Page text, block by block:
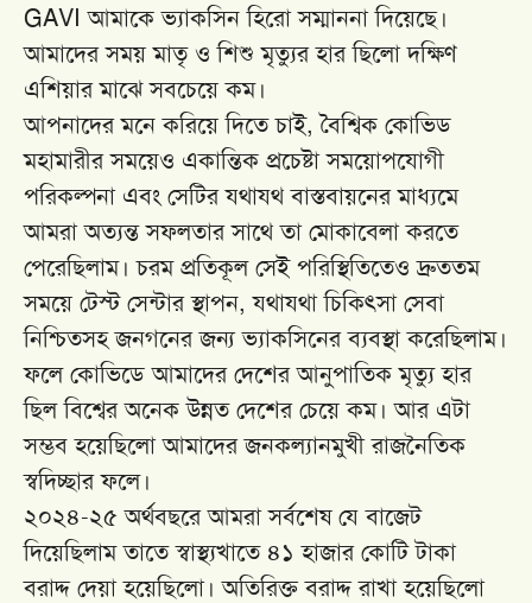
GAVI আমাকে ভ্যাকসিন হিরো সম্মাননা দিয়েছে।
আমাদের সময় মাতৃ ও শিশু মৃত্যুর হার ছিলো দক্ষিণ
এশিয়ার মাঝে সবচেয়ে কম।
আপনাদের মনে করিয়ে দিতে চাই, বৈশ্বিক কোভিড
মহামারীর সময়েও একান্তিক প্রচেষ্টা সময়োপযোগী
পরিকল্পনা এবং সেটির যথাযথ বাস্তবায়নের মাধ্যমে
আমরা অত্যন্ত সফলতার সাথে তা মোকাবেলা করতে
পেরেছিলাম। চরম প্রতিকূল সেই পরিস্থিতিতেও দ্রুততম
সময়ে টেস্ট সেন্টার স্থাপন, যথাযথা চিকিৎসা সেবা
নিশ্চিতসহ জনগনের জন্য ভ্যাকসিনের ব্যবস্থা করেছিলাম।
ফলে কোভিডে আমাদের দেশের আনুপাতিক মৃত্যু হার
ছিল বিশ্বের অনেক উন্নত দেশের চেয়ে কম। আর এটা
সম্ভব হয়েছিলো আমাদের জনকল্যানমুখী রাজনৈতিক
স্বদিচ্ছার ফলে।
২০২৪-২৫ অর্থবছরে আমরা সর্বশেষ যে বাজেট
দিয়েছিলাম তাতে স্বাস্থ্যখাতে ৪১ হাজার কোটি টাকা
বরাদ্দ দেয়া হয়েছিলো। অতিরিক্ত বরাদ্দ রাখা হয়েছিলো